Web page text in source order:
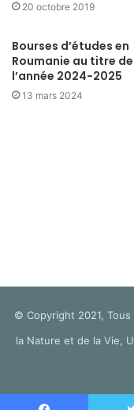
20 octobre 2019
Bourses d’études en
Roumanie au titre de
l’année 2024-2025
13 mars 2024
© Copyright 2021,
la Nature et de la Vie,